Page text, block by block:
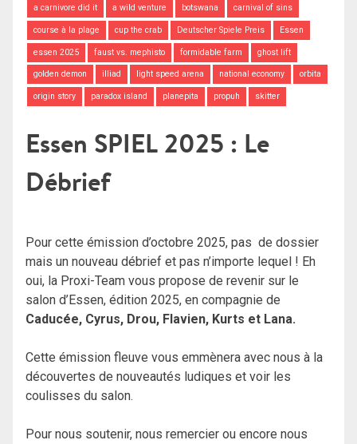
a carnivore did it a wild venture botswana carnival of sins
course à la plage cup the crab Deutscher Spiele Preis Essen
essen 2025 faust vs. mephisto formidable farm ghost lift
golden demon illiad light speed arena national economy orbita
origin story paradox island planepita propuh skitter
Essen SPIEL 2025 : Le
Débrief
Pour cette émission d’octobre 2025, pas de dossier
mais un nouveau débrief et pas n’importe lequel ! Eh
oui, la Proxi-Team vous propose de revenir sur le
salon d’Essen, édition 2025, en compagnie de
Caducée, Cyrus, Drou, Flavien, Kurts et Lana.
Cette émission fleuve vous emmènera avec nous à la
découvertes de nouveautés ludiques et voir les
coulisses du salon.
Pour nous soutenir, nous remercier ou encore nous